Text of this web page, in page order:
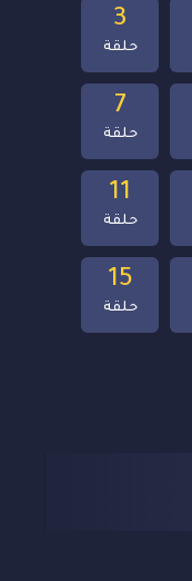
15
حلقة
11
حلقة
7
حلقة
3
حلقة